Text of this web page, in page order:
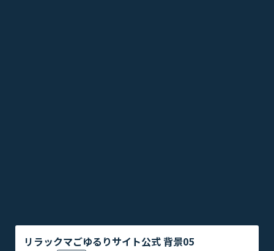
リラックマごゆるりサイト公式 背景05